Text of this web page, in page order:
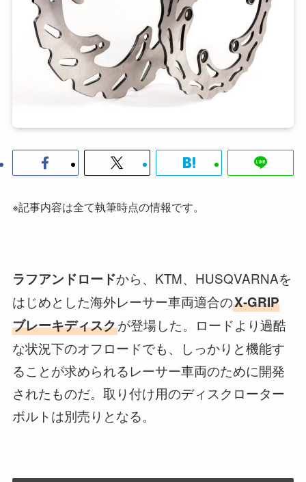
※記事内容は全て執筆時点の情報です。
ラフアンドロードから、KTM、HUSQVARNAを
はじめとした海外レーサー車両適合のX-GRIP
ブレーキディスクが登場した。ロードより過酷
な状況下のオフロードでも、しっかりと機能す
ることが求められるレーサー車両のために開発
されたものだ。取り付け用のディスクローター
ボルトは別売りとなる。